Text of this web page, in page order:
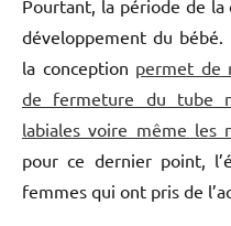
Pourtant, la période de
développement du
la conception permet de
de fermeture du tube
labiales voire même les
pour ce dernier point,
femmes qui ont pris de